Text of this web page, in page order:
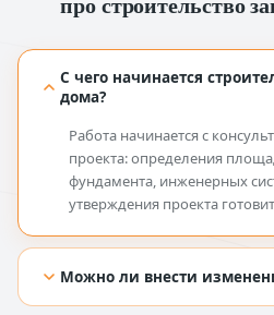
про строительство
С чего начинается
дома?
Работа начинается с
проекта: определения
фундамента, инженерных
утверждения проекта
Можно ли внести